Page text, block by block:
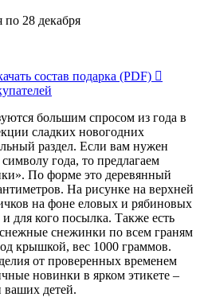
по 28 декабря
состав подарка (PDF)
большим спросом из года в
сладких новогодних
раздел. Если вам нужен
года, то предлагаем
По форме это деревянный
На рисунке на верхней
на фоне еловых и рябиновых
для кого посылка. Также есть
снежинки по всем граням
крышкой, вес 1000 граммов.
от проверенных временем
новинки в ярком этикете –
ваших детей.